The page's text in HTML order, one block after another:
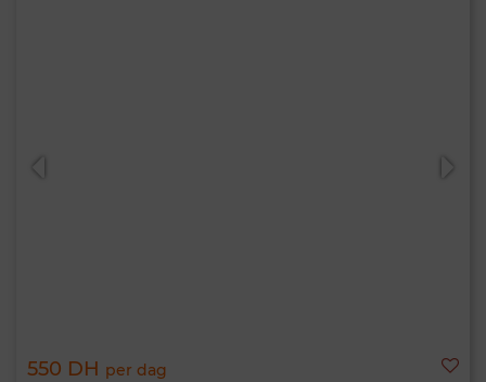
550 DH per dag